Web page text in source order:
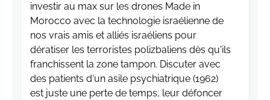
investir au max sur les drones Made in
Morocco avec la technologie israélienne de
nos vrais amis et alliés israéliens pour
dératiser les terroristes polizbaliens dès qu'ils
franchissent la zone tampon. Discuter avec
des patients d'un asile psychiatrique (1962)
est juste une perte de temps, leur défoncer